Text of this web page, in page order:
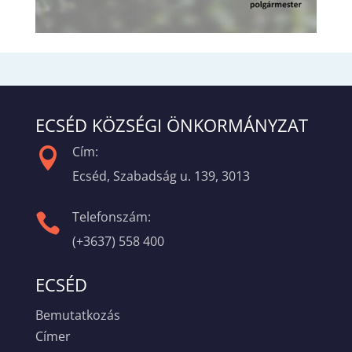
ECSÉD KÖZSÉGI ÖNKORMÁNYZAT

Cím:
Ecséd, Szabadság u. 139, 3013

Telefonszám:
(+3637) 558 400
ECSÉD
Bemutatkozás
Címer